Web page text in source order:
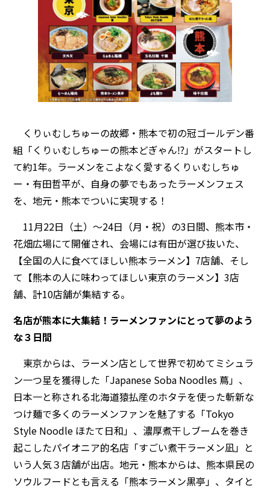
くりぃむしちゅーの故郷・熊本で初の冠ゴールデン番
組「くりぃむしちゅーの熊本どぎゃん⁉」がスタートし
て約1年。ラーメンをこよなく愛するくりぃむしちゅ
ー・有田哲平が、自身の夢でもあったラーメンフェス
を、地元・熊本でついに実現する！
11月22日（土）〜24日（月・祝）の3日間、熊本市・
花畑広場にて開催され、会場には有田が選び抜いた、
【全国の人に食べてほしい熊本ラーメン】7店舗、そし
て【熊本の人に味わってほしい東京のラーメン】3店
舗、計10店舗が集結する。
名店が熊本に大集結！ラーメンファンにとって夢のよう
な３日間
東京からは、ラーメン店として世界で初めてミシュラ
ン一つ星を獲得した「Japanese Soba Noodles 蔦」、
日本一と称される北海道猿払産のホタテを使った斬新な
つけ麺で多くのラーメンファンを魅了する「Tokyo
Style Noodle ほたて日和」、濃厚煮干しブームを巻き
起こしたパイオニア的名店「すごい煮干ラーメン凪」と
いう人気３店舗が出店。地元・熊本からは、熊本県民の
ソウルフードとも言える「熊本ラーメン黒亭」、タイと